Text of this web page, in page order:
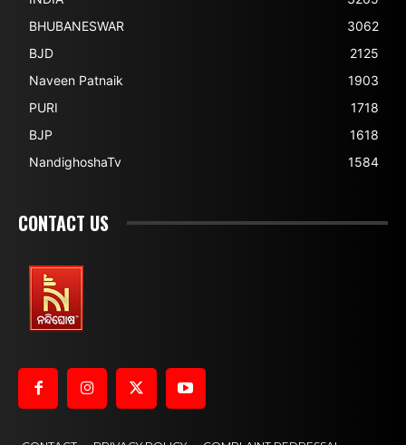
BHUBANESWAR
3062
BJD
2125
Naveen Patnaik
1903
PURI
1718
BJP
1618
NandighoshaTv
1584
CONTACT US